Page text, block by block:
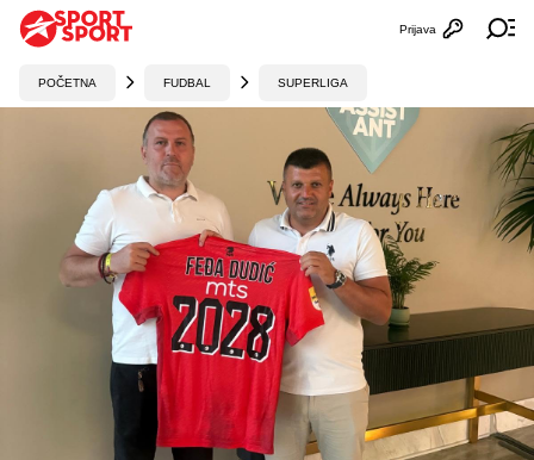
Otvori
Prijava
POČETNA FUDBAL SUPERLIGA